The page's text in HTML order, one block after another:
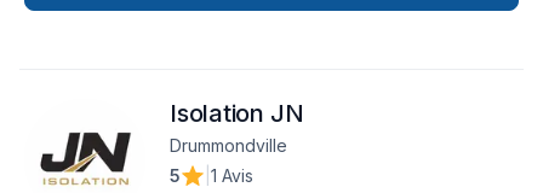
Isolation JN
Drummondville
5
1 Avis